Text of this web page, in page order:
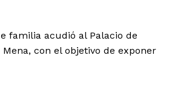
familia acudió al Palacio de
con el objetivo de exponer